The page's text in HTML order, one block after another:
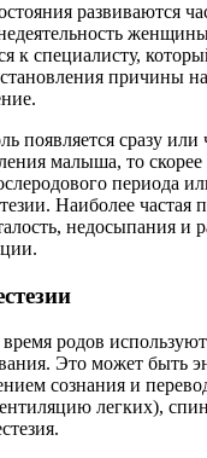
развиваются
к специалисту,
причины
появляется сразу или
малыша, то скорее
периода
Наиболее частая
недосыпания и
родов
Это может быть
сознания и
легких),